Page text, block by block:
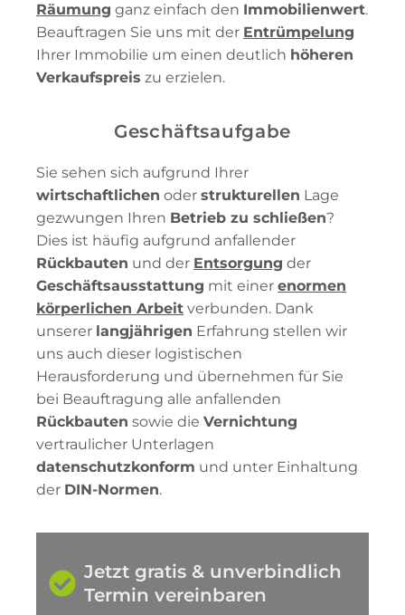
Räumung ganz einfach den Immobilienwert.
Beauftragen Sie uns mit der Entrümpelung
Ihrer Immobilie um einen deutlich höheren
Verkaufspreis zu erzielen.
Geschäftsaufgabe
Sie sehen sich aufgrund Ihrer
wirtschaftlichen oder strukturellen Lage
gezwungen Ihren Betrieb zu schließen?
Dies ist häufig aufgrund anfallender
Rückbauten und der Entsorgung der
Geschäftsausstattung mit einer enormen
körperlichen Arbeit verbunden. Dank
unserer langjährigen Erfahrung stellen wir
uns auch dieser logistischen
Herausforderung und übernehmen für Sie
bei Beauftragung alle anfallenden
Rückbauten sowie die Vernichtung
vertraulicher Unterlagen
datenschutzkonform und unter Einhaltung
der DIN-Normen.
Jetzt gratis & unverbindlich
Termin vereinbaren